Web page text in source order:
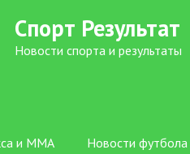
Спорт Результат
Новости спорта и результаты
и ММА Новости футбола